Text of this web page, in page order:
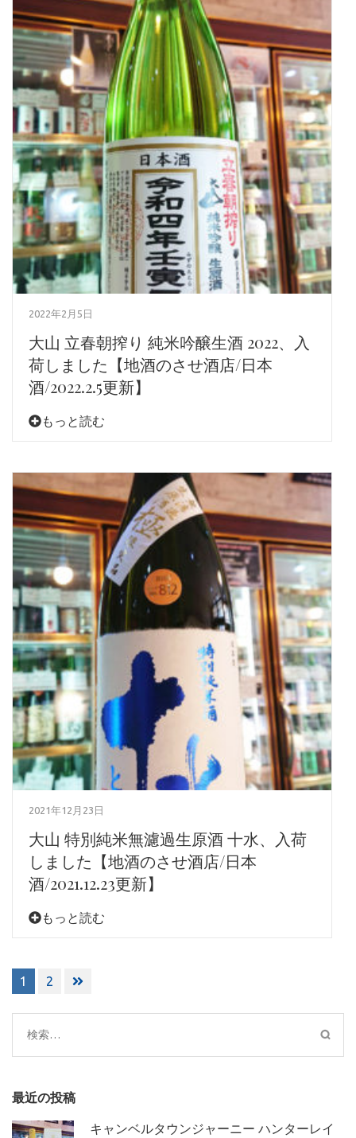
2022年2月5日
大山 立春朝搾り 純米吟醸生酒 2022、入
荷しました【地酒のさせ酒店/日本
酒/2022.2.5更新】
もっと読む
2021年12月23日
大山 特別純米無濾過生原酒 十水、入荷
しました【地酒のさせ酒店/日本
酒/2021.12.23更新】
もっと読む
投
稿
ナ
ビ
ゲ
シ
ョ
ン
1 2
検
索:
最近の投稿
キャンベルタウンジャーニー ハンターレイ